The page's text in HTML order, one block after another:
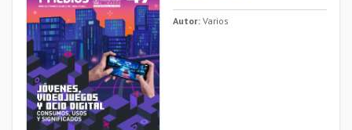
Autor: Varios